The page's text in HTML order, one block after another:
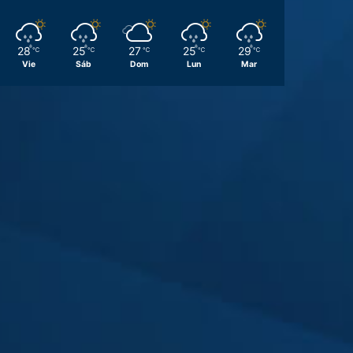
28 ℃
Vie
25 ℃
Sáb
27 ℃
Dom
25 ℃
Lun
29 ℃
Mar